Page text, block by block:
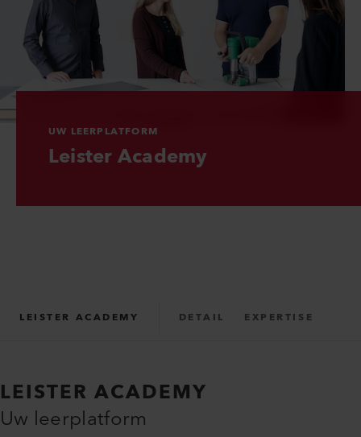
UW LEERPLATFORM
Leister Academy
LEISTER ACADEMY DETAIL EXPERTISE
LEISTER ACADEMY
Uw leerplatform